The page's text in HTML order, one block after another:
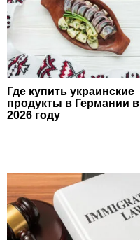
Где купить украинские
продукты в Германии в
2026 году